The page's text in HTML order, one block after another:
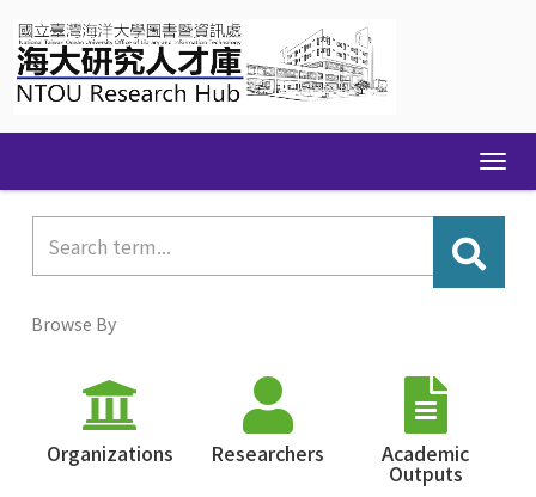
navigation
Browse By
Organizations Researchers Academic
Outputs